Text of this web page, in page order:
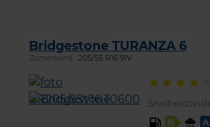
Bridgestone TURANZA 6
Zomerband 205/55 R16 91V
B
A